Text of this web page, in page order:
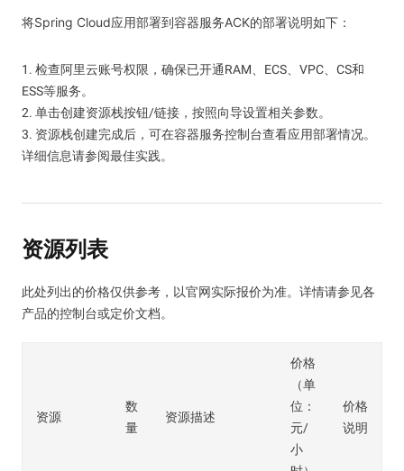
将Spring Cloud应用部署到容器服务ACK的部署说明如下：
1. 检查阿里云账号权限，确保已开通RAM、ECS、VPC、CS和
ESS等服务。
2. 单击创建资源栈按钮/链接，按照向导设置相关参数。
3. 资源栈创建完成后，可在容器服务控制台查看应用部署情况。
详细信息请参阅最佳实践。
资源列表
此处列出的价格仅供参考，以官网实际报价为准。详情请参见各
产品的控制台或定价文档。
资源
数
量
资源描述
价格
（单
位：
元/
小
价格
说明